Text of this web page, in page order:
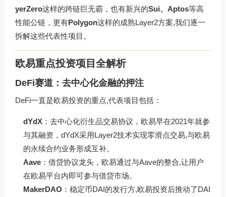
yerZero这样的跨链巨无霸，也有新兴的Sui、Aptos等高
性能公链，更有Polygon这样的成熟Layer2方案,我们逐一
拆解这些代表性项目。
欧易重点投资项目全解析
DeFi赛道：去中心化金融的押注
DeFi一直是欧易投资的重点,代表项目包括：
dYdX ：去中心化衍生品交易协议，欧易早在2021年就参
与其融资，dYdX采用Layer2技术实现零滑点交易,与欧易
的永续合约业务形成互补。
Aave ：借贷协议龙头，欧易通过与Aave的整合,让用户
在欧易平台内即可参与借贷市场。
MakerDAO ：稳定币DAI的发行方,欧易投资后推动了DAI